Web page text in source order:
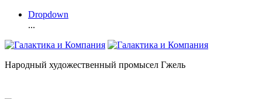
Dropdown
...
Народный художественный промысел Гжель